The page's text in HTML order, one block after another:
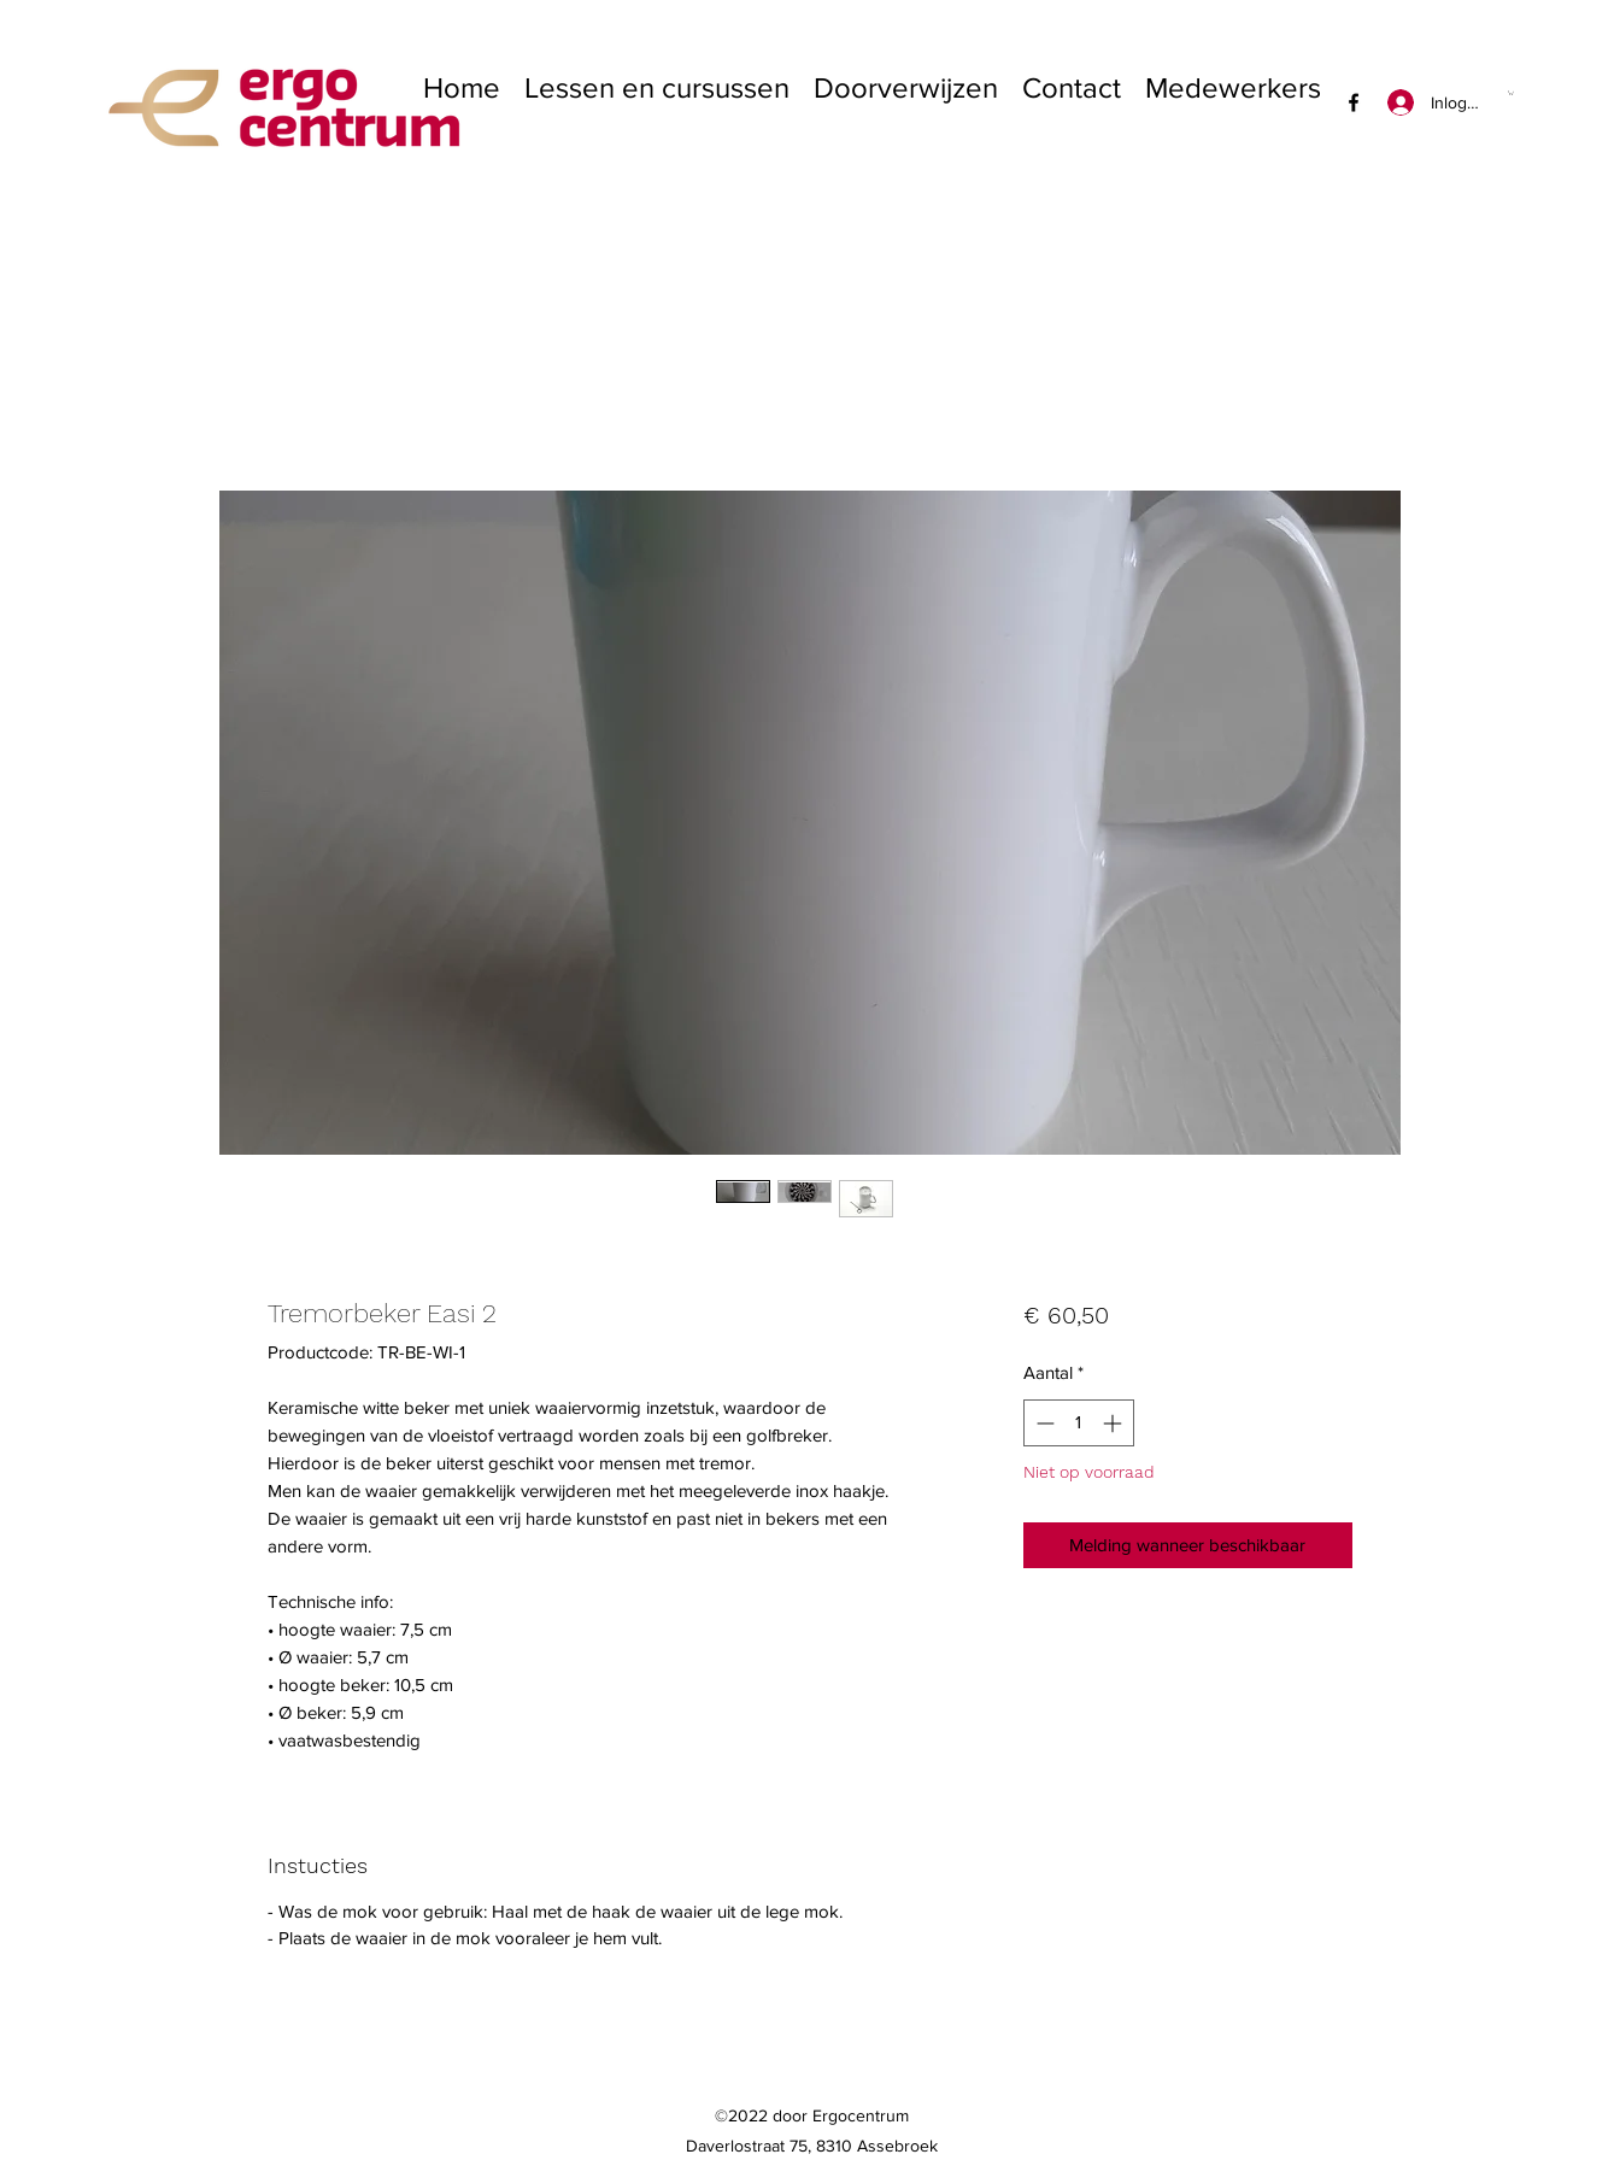
Home Lessen en cursussen Doorverwijzen Contact Medewerkers Inloggen
Tremorbeker Easi 2
Productcode: TR-BE-WI-1
Keramische witte beker met uniek waaiervormig inzetstuk, waardoor de
bewegingen van de vloeistof vertraagd worden zoals bij een golfbreker.
Hierdoor is de beker uiterst geschikt voor mensen met tremor.
Men kan de waaier gemakkelijk verwijderen met het meegeleverde inox haakje.
De waaier is gemaakt uit een vrij harde kunststof en past niet in bekers met een
andere vorm.
Technische info:
• hoogte waaier: 7,5 cm
• Ø waaier: 5,7 cm
• hoogte beker: 10,5 cm
• Ø beker: 5,9 cm
• vaatwasbestendig
Instucties
- Was de mok voor gebruik: Haal met de haak de waaier uit de lege mok.
- Plaats de waaier in de mok vooraleer je hem vult.
€ 60,50Prijs
Aantal *
Niet op voorraad
Melding wanneer beschikbaar
©2022 door Ergocentrum
Daverlostraat 75, 8310 Assebroek